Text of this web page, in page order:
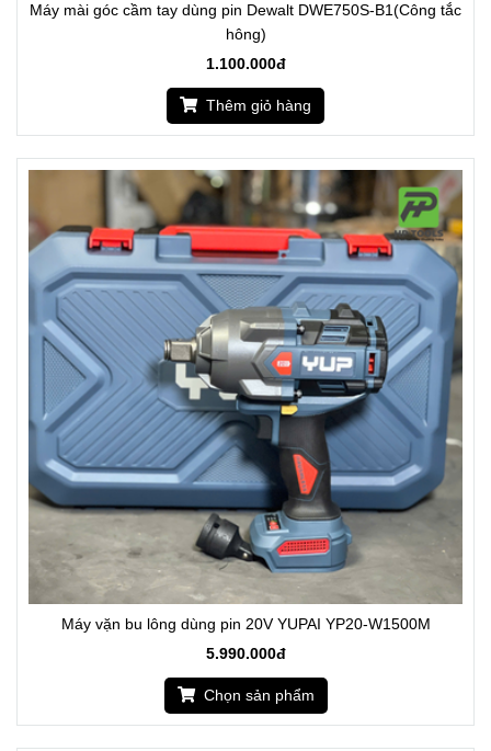
Máy mài góc cầm tay dùng pin Dewalt DWE750S-B1(Công tắc
hông)
1.100.000đ
Thêm giỏ hàng
Máy vặn bu lông dùng pin 20V YUPAI YP20-W1500M
5.990.000đ
Chọn sản phẩm